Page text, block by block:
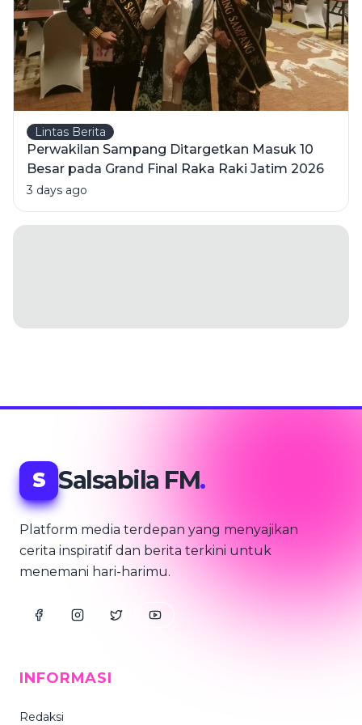
Lintas Berita
Perwakilan Sampang Ditargetkan Masuk 10
Besar pada Grand Final Raka Raki Jatim 2026
3 days ago
S Salsabila FM.
Platform media terdepan yang menyajikan
cerita inspiratif dan berita terkini untuk
menemani hari-harimu.
INFORMASI
Redaksi